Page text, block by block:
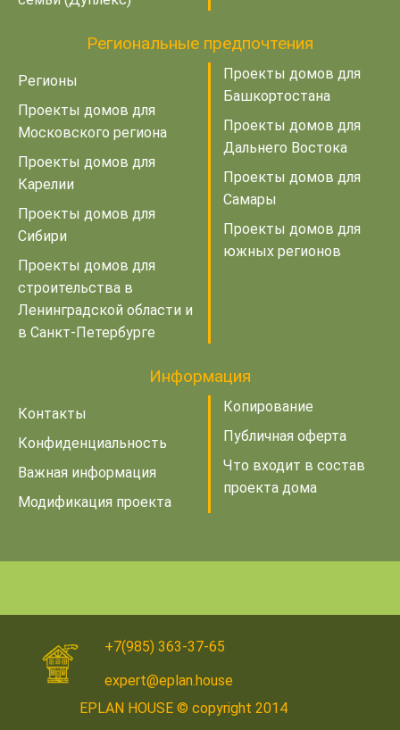
Региональные предпочтения
Регионы
Проекты домов для
Московского региона
Проекты домов для
Карелии
Проекты домов для
Сибири
Проекты домов для
строительства в
Ленинградской области и
в Санкт-Петербурге
Проекты домов для
Башкортостана
Проекты домов для
Дальнего Востока
Проекты домов для
Самары
Проекты домов для
южных регионов
Информация
Контакты
Конфиденциальность
Важная информация
Модификация проекта
Копирование
Публичная оферта
Что входит в состав
проекта дома
+7(985) 363-37-65
expert@eplan.house
EPLAN HOUSE © copyright 2014